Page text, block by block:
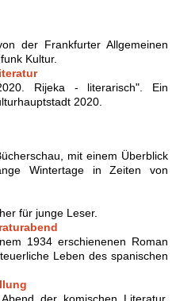
der Frankfurter Allgemeinen
Kultur.
Rijeka - literarisch". Ein
2020.
mit einem Überblick
Wintertage in Zeiten von
für junge Leser.
1934 erschienenen Roman
Leben des spanischen